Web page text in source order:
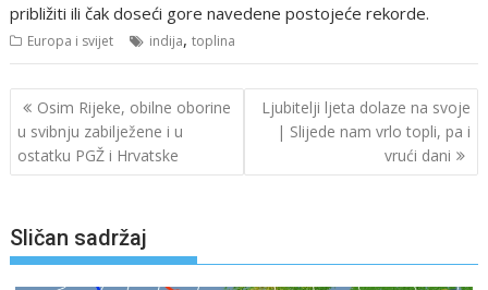
približiti ili čak doseći gore navedene postojeće rekorde.
Europa i svijet indija,toplina
Navigacija
objava
Osim Rijeke, obilne oborine
u svibnju zabilježene i u
ostatku PGŽ i Hrvatske
Ljubitelji ljeta dolaze na svoje
| Slijede nam vrlo topli, pa i
vrući dani
Sličan sadržaj